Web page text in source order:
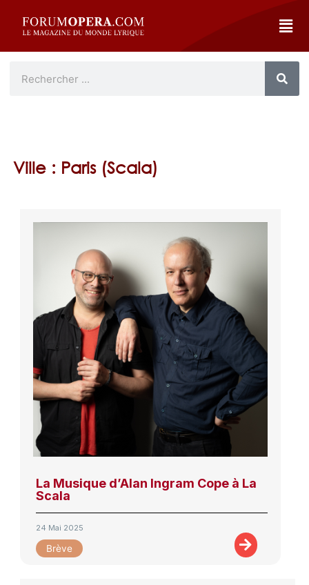
Ville : Paris (Scala)
La Musique d’Alan Ingram Cope à La
Scala
24 Mai 2025
Brève